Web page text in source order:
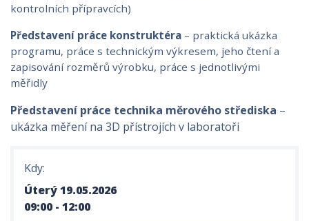
kontrolních přípravcích)
Představení práce konstruktéra – praktická ukázka
programu, práce s technickým výkresem, jeho čtení a
zapisování rozměrů výrobku, práce s jednotlivými
měřidly
Představení práce technika měrového střediska –
ukázka měření na 3D přístrojích v laboratoři
Kdy:
Úterý 19.05.2026
09:00 - 12:00